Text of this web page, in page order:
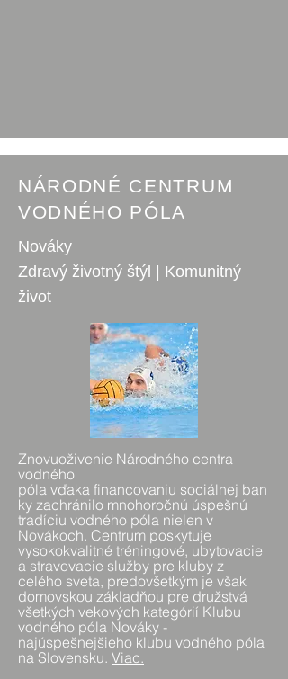
NÁRODNÉ CENTRUM
VODNÉHO PÓLA
Nováky
Zdravý životný štýl | Komunitný
život
Znovuoživenie Národného centra
vodného
póla vďaka financovaniu sociálnej ban
ky zachránilo mnohoročnú úspešnú
tradíciu vodného póla nielen v
Novákoch. Centrum poskytuje
vysokokvalitné tréningové, ubytovacie
a stravovacie služby pre kluby z
celého sveta, predovšetkým je však
domovskou základňou pre družstvá
všetkých vekových kategórií Klubu
vodného póla Nováky -
najúspešnejšieho klubu vodného póla
na Slovensku. Viac.